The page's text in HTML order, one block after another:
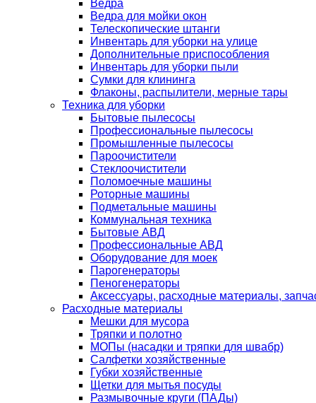
Ведра
Ведра для мойки окон
Телескопические штанги
Инвентарь для уборки на улице
Дополнительные приспособления
Инвентарь для уборки пыли
Сумки для клининга
Флаконы, распылители, мерные тары
Техника для уборки
Бытовые пылесосы
Профессиональные пылесосы
Промышленные пылесосы
Пароочистители
Стеклоочистители
Поломоечные машины
Роторные машины
Подметальные машины
Коммунальная техника
Бытовые АВД
Профессиональные АВД
Оборудование для моек
Парогенераторы
Пеногенераторы
Аксессуары, расходные материалы,
Расходные материалы
Мешки для мусора
Тряпки и полотно
МОПы (насадки и тряпки для швабр)
Салфетки хозяйственные
Губки хозяйственные
Щетки для мытья посуды
Размывочные круги (ПАДы)